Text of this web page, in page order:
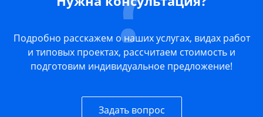
Подробно расскажем о наших услугах, видах работ
и типовых проектах, рассчитаем стоимость и
подготовим индивидуальное предложение!
Задать вопрос